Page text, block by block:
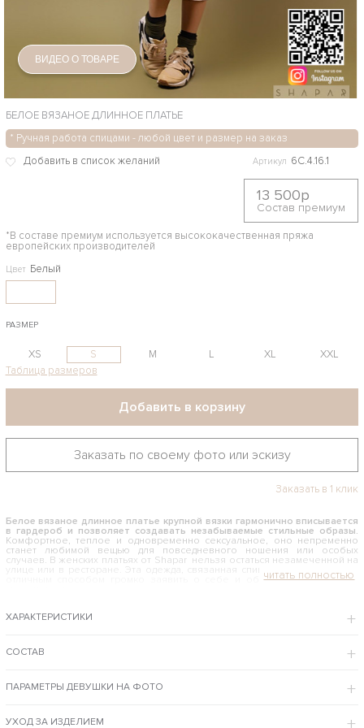
ВИДЕО О ТОВАРЕ
БЕЛОЕ ВЯЗАНОЕ ДЛИННОЕ ПЛАТЬЕ
* Ручная работа спицами - любой цвет и размер на заказ
Артикул 6С.4.16.1
13 500р
Состав премиум
*В составе премиум используется высококачественная пряжа
европейских производителей
Цвет Белый
РАЗМЕР
XS S M L XL
XXL
Таблица размеров
Добавить в корзину
Заказать по своему фото или эскизу
Заказать в 1 клик
Белое вязаное длинное платье крупной вязки гармонично вписывается
в гардероб и позволяет создавать незабываемые стильные образы.
Комфортное, теплое и одновременно сексуальное, оно непременно
станет любимой вещью для повседневного ношения или особых
случаев. В женских платьях от Shapar нельзя остаться незамеченной на
улице или в ресторане. Эта одежда, связанная спицами вручную, будет
отличным способом громко заявить о себе и обратить внимание на
фактурная вязка ручной работы выглядят дорого и элегантно. Эта
модель может с легкостью выполнять роль изысканного наряда для
меховым жилетом, вязаным кардиганом или классическим пальто, и
Интернет-магазин одежды бренда Shapar предлагает купить белое вязаное
ХАРАКТЕРИСТИКИ
СОСТАВ
ПАРАМЕТРЫ ДЕВУШКИ НА ФОТО
УХОД ЗА ИЗДЕЛИЕМ